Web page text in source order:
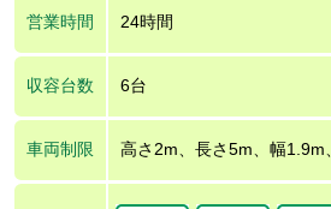
営業時間 24時間
収容台数 6台
車両制限 高さ2m、長さ5m、幅1.9m